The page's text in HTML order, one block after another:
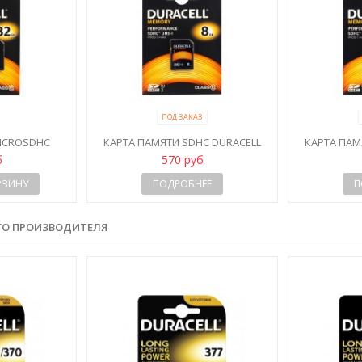
10 UHS-I
ПОД ЗАКАЗ
КАРТА ПАМЯТИ SDHC DURACELL
8GB CLASS 10 UHS-I
570 руб
ПОДРОБНЕЕ
КАРТА
ПРОИЗВОДИТЕЛЯ